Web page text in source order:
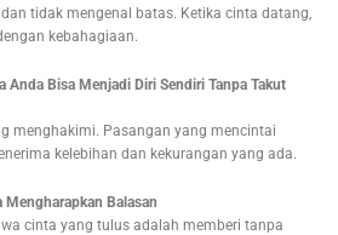
tidak mengenal batas. Ketika cinta datang,
kebahagiaan.
Anda Bisa Menjadi Diri Sendiri Tanpa Takut
menghakimi. Pasangan yang mencintai
kelebihan dan kekurangan yang ada.
Balasan
cinta yang tulus adalah memberi tanpa